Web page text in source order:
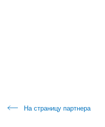
На страницу партнера